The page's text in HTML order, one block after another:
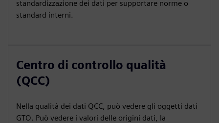
standardizzazione dei dati per supportare norme o
standard interni.
Centro di controllo qualità
(QCC)
Nella qualità dei dati QCC, può vedere gli oggetti dati
GTO. Può vedere i valori delle origini dati, la